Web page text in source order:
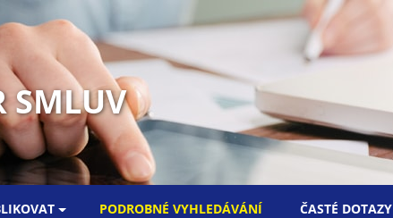
SMLUV
PODROBNÉ VYHLEDÁVÁNÍ ČASTÉ DOTAZY